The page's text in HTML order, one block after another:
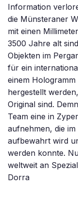
Information
die Münsteraner
mit einen
3500 Jahre alt
Objekten im
für ein
einem
hergestellt
Original sind.
Team eine in
aufnehmen, die
aufbewahrt wird
werden konnte.
weltweit an
Dorra